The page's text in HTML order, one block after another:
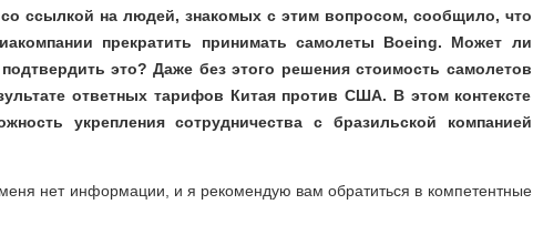
со ссылкой на людей, знакомых с этим вопросом, сообщило, что
прекратить принимать самолеты Boeing. Может ли
это? Даже без этого решения стоимость самолетов
ответных тарифов Китая против США. В этом контексте
укрепления сотрудничества с бразильской компанией
нет информации, и я рекомендую вам обратиться в компетентные